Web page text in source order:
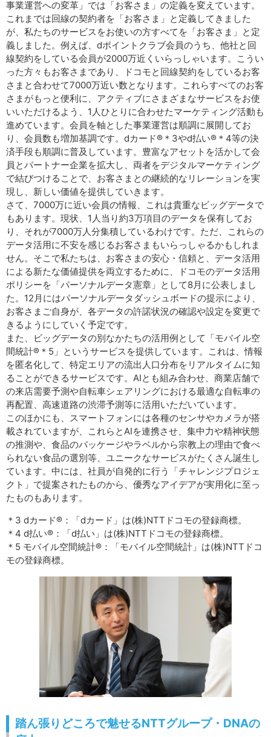
事業運営への変革」では「お客さま」の定義を変えています。
これまでは回線の契約者を「お客さま」と定義してきました
が、私たちのサービスをお使いの方すべてを「お客さま」と定
義しました。例えば、dポイントクラブ会員のうち、他社と回
線契約をしている会員が2000万近くいらっしゃいます。こうい
った方々もお客さまであり、ドコモと回線契約をしているお客
さまと合わせて7000万近い数となります。これらすべてのお客
さまがもっと便利に、アクティブにさまざまなサービスをお使
いいただけるよう、1人ひとりに合わせたマーケティング活動も
進めています。会員を軸とした事業運営は順調に展開してお
り、会員数も増加基調です。dカード®＊3やd払い®＊4等の決
済手段も順調に普及しています。豊富なアセットを活かして会
員とパートナー企業を拡大し、両者をデジタルマーケティング
で結びつけることで、お客さまとの継続的なリレーションを実
現し、新しい価値を提供していきます。
さて、7000万に近い会員の情報、これは貴重なビッグデータで
もあります。現状、1人当り約3万項目のデータを保有してお
り、それが7000万人分集積しているわけです。ただ、これらの
データ活用に不安を感じるお客さまもいらっしゃるかもしれま
せん。そこで私たちは、お客さまの安心・信頼と、データ活用
による新たな価値提供を両立するために、ドコモのデータ活用
ポリシーを「パーソナルデータ憲章」として8月に公表しまし
た。12月にはパーソナルデータダッシュボードの提示により、
お客さまご自身が、各データの許諾状況の確認や設定を変更で
きるようにしていく予定です。
また、ビッグデータの別なかたちの活用例として「モバイル空
間統計®＊5」というサービスを提供しています。これは、情報
を匿名化して、特定エリアの流出人口分布をリアルタイムに知
ることができるサービスです。AIとも組み合わせ、商業店舗で
の来店需要予測や自転車シェアリングにおける最適な自転車の
再配置、高速道路の渋滞予測等に活用いただいています。
このほかにも、スマートフォンには各種のセンサやカメラが搭
載されていますが、これらとAIを連携させ、集中力や精神状態
の推測や、食品のパッケージやラベルから宗教上の理由で食べ
られない食品の選別等、ユニークなサービスがたくさん誕生し
ています。中には、社員が自発的に行う「チャレンジプロジェ
クト」で提案されたものから、優秀なアイデアが実用化に至っ
たものもあります。
＊3 dカード®：「dカード」は(株)NTTドコモの登録商標。
＊4 d払い®：「d払い」は(株)NTTドコモの登録商標。
＊5 モバイル空間統計®：「モバイル空間統計」は(株)NTTドコ
モの登録商標。
踏ん張りどころで魅せるNTTグループ・DNAの